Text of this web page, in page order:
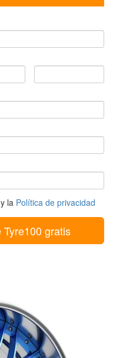
y la Política de privacidad